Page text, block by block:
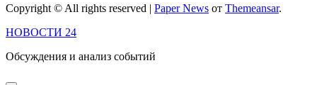
Copyright © All rights reserved | Paper News от Themeansar.
НОВОСТИ 24
Обсуждения и анализ событий